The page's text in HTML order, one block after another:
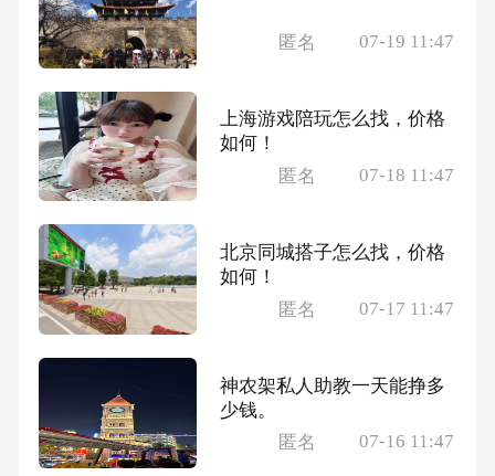
匿名 07-19 11:47
上海游戏陪玩怎么找，价格
如何！
匿名
07-18 11:47
北京同城搭子怎么找，价格
如何！
匿名
07-17 11:47
神农架私人助教一天能挣多
少钱。
匿名
07-16 11:47